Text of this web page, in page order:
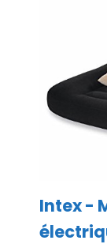
Intex -